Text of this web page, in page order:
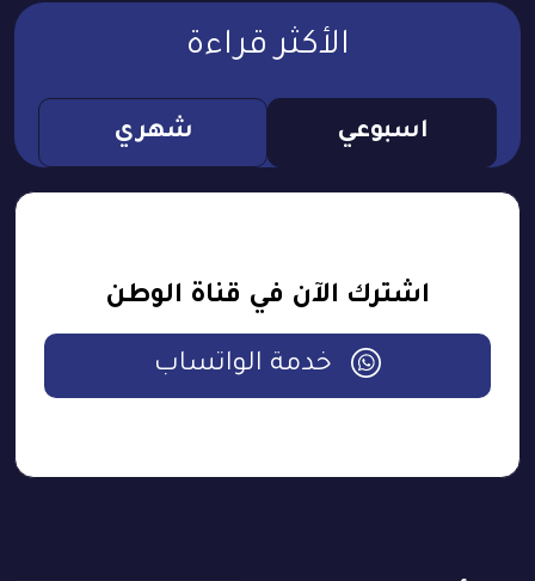
الأكثر قراءة
اسبوعي شهري
اشترك الآن في قناة الوطن
خدمة الواتساب